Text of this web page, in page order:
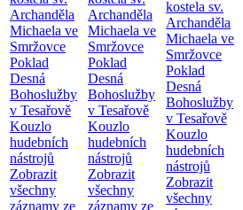
Archanděla
Michaela ve
Smržovce
Poklad
Desná
Bohoslužby
v Tesařově
Kouzlo
hudebních
nástrojů
Zobrazit
všechny
záznamy ze
Archanděla
Michaela ve
Smržovce
Poklad
Desná
Bohoslužby
v Tesařově
Kouzlo
hudebních
nástrojů
Zobrazit
všechny
záznamy ze
kostela sv.
Archanděla
Michaela ve
Smržovce
Poklad
Desná
Bohoslužby
v Tesařově
Kouzlo
hudebních
nástrojů
Zobrazit
všechny